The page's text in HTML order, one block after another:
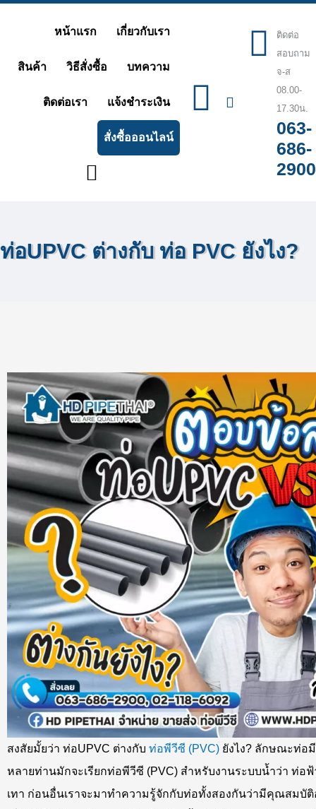
content
หน้าแรก เกี่ยวกับเรา
สินค้า วิธีสั่งซื้อ บทความ
ติดต่อเรา แจ้งชำระเงิน
สั่งซื้อออนไลน์
ติดต่อ
สอบถาม
จ-ส
08.00-
17.30น.
063-
686-
2900
ท่อUPVC ต่างกับ ท่อ PVC ยังไง?
สงสัยมั้ยว่า ท่อUPVC ต่างกับ ท่อพีวีซี (PVC) ยังไง? ลักษณะท่อ
หลายท่านมักจะเรียกท่อพีวีซี (PVC) สำหรับงานระบบน้ำว่า ท่อ
เทา ก่อนอื่นเราจะมาทำความรู้จักกับท่อทั้งสองกันว่ามีคุณสมบัติ